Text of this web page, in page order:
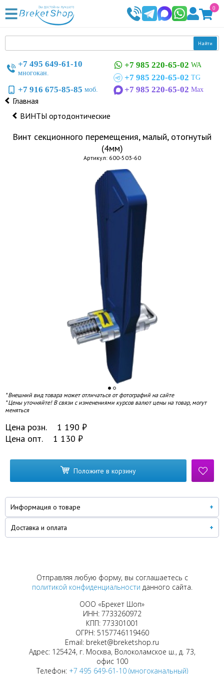
0
Найти
+7 495 649-61-10
многокан.
+7 916 675-85-85 моб.
+7 985 220-65-02 WA
+7 985 220-65-02 TG
+7 985 220-65-02 Max
Главная
ВИНТЫ ортодонтические
Винт секционного перемещения, малый, отогнутый
(4мм)
Артикул: 600-503-60
* Внешний вид товара может отличаться от фотографий на сайте
* Цены уточняйте! В связи с изменениями курсов валют цены на товар, могут
меняться
Цена розн. 1 190 ₽
Цена опт.
1 130 ₽
Положите в корзину
Информация о товаре
Доставка и оплата
Отправляя любую форму, вы соглашаетесь с
политикой конфиденциальности данного сайта.
ООО «Брекет Шоп»
ИНН: 7733260972
КПП: 773301001
ОГРН: 5157746119460
Email: breket@breketshop.ru
Адрес: 125424, г. Москва, Волоколамское ш., д. 73,
офис 100
Телефон: +7 495 649-61-10 (многоканальный)